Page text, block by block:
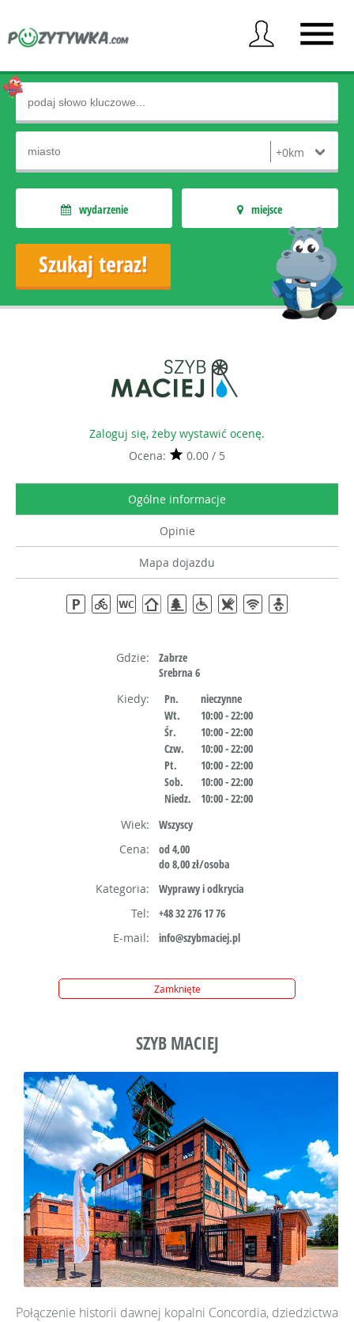
wydarzenie miejsce
Zaloguj się, żeby wystawić ocenę.
Ocena:
0.00 / 5
Ogólne informacje
Opinie
Mapa dojazdu
Gdzie:
Zabrze
Srebrna 6
Kiedy:
Pn.
nieczynne
Wt.
10:00 - 22:00
Śr.
10:00 - 22:00
Czw.
10:00 - 22:00
Pt.
10:00 - 22:00
Sob.
10:00 - 22:00
Niedz.
10:00 - 22:00
Wiek:
Wszyscy
Cena:
od 4,00
do 8,00 zł/osoba
Kategoria:
Wyprawy i odkrycia
Tel:
+48 32 276 17 76
E-mail:
info@szybmaciej.pl
Zamknięte
SZYB MACIEJ
Połączenie historii dawnej kopalni Concordia, dziedzictwa